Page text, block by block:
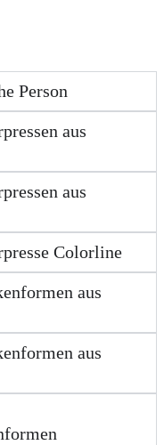
Person
aus
aus
Colorline
aus
aus